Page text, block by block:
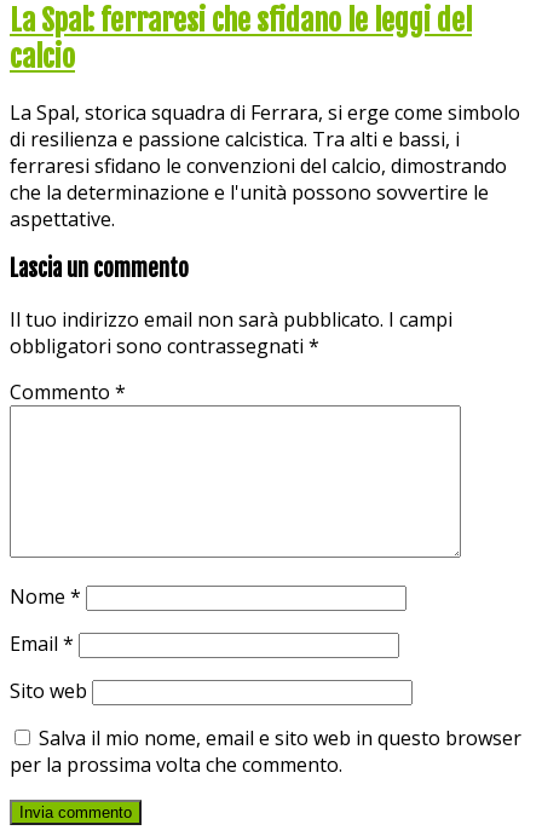
La Spal: ferraresi che sfidano le leggi del
calcio
La Spal, storica squadra di Ferrara, si erge come simbolo
di resilienza e passione calcistica. Tra alti e bassi, i
ferraresi sfidano le convenzioni del calcio, dimostrando
che la determinazione e l'unità possono sovvertire le
aspettative.
Lascia un commento
Il tuo indirizzo email non sarà pubblicato. I campi
obbligatori sono contrassegnati *
Commento *
Nome *
Email *
Sito web
Salva il mio nome, email e sito web in questo browser
per la prossima volta che commento.